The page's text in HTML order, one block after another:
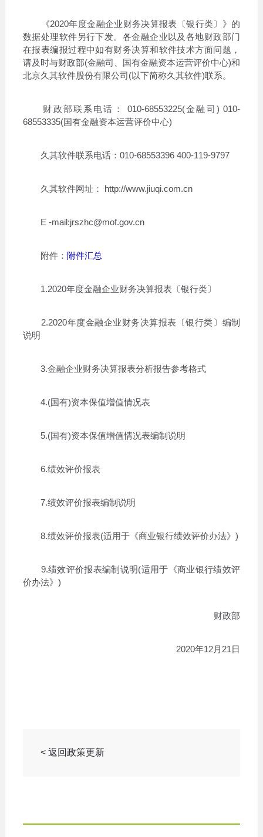
《2020年度金融企业财务决算报表〔银行类〕》的
数据处理软件另行下发。各金融企业以及各地财政部门
在报表编报过程中如有财务决算和软件技术方面问题，
请及时与财政部(金融司、国有金融资本运营评价中心)和
北京久其软件股份有限公司(以下简称久其软件)联系。
财政部联系电话： 010-68553225(金融司) 010-
68553335(国有金融资本运营评价中心)
久其软件联系电话：010-68553396 400-119-9797
久其软件网址： http://www.jiuqi.com.cn
E -mail:jrszhc@mof.gov.cn
附件： 附件汇总
1.2020年度金融企业财务决算报表〔银行类〕
2.2020年度金融企业财务决算报表〔银行类〕编制
说明
3.金融企业财务决算报表分析报告参考格式
4.(国有)资本保值增值情况表
5.(国有)资本保值增值情况表编制说明
6.绩效评价报表
7.绩效评价报表编制说明
8.绩效评价报表(适用于《商业银行绩效评价办法》)
9.绩效评价报表编制说明(适用于《商业银行绩效评
价办法》)
财政部
2020年12月21日
< 返回政策更新